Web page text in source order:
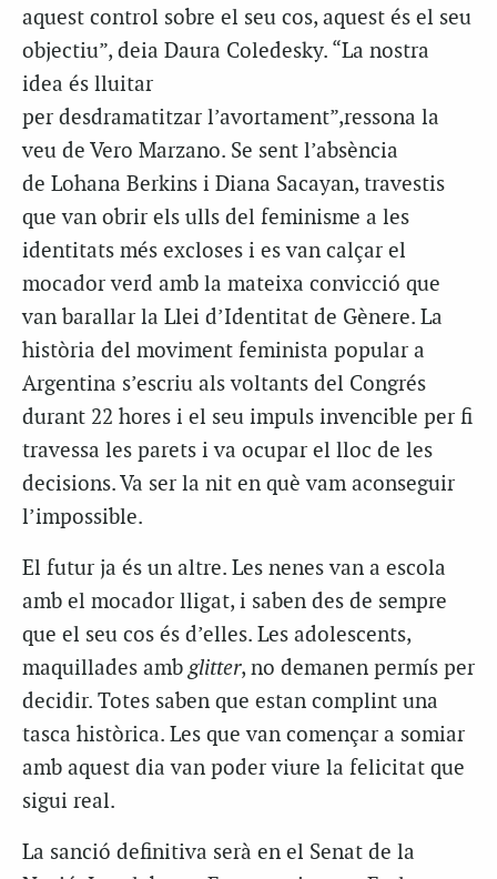
aquest control sobre el seu cos, aquest és el seu
objectiu”, deia Daura Coledesky. “La nostra
idea és lluitar
per desdramatitzar l’avortament”,ressona la
veu de Vero Marzano. Se sent l’absència
de Lohana Berkins i Diana Sacayan, travestis
que van obrir els ulls del feminisme a les
identitats més excloses i es van calçar el
mocador verd amb la mateixa convicció que
van barallar la Llei d’Identitat de Gènere. La
història del moviment feminista popular a
Argentina s’escriu als voltants del Congrés
durant 22 hores i el seu impuls invencible per fi
travessa les parets i va ocupar el lloc de les
decisions. Va ser la nit en què vam aconseguir
l’impossible.
El futur ja és un altre. Les nenes van a escola
amb el mocador lligat, i saben des de sempre
que el seu cos és d’elles. Les adolescents,
maquillades ambglitter, no demanen permís per
decidir. Totes saben que estan complint una
tasca històrica. Les que van començar a somiar
amb aquest dia van poder viure la felicitat que
sigui real.
La sanció definitiva serà en el Senat de la